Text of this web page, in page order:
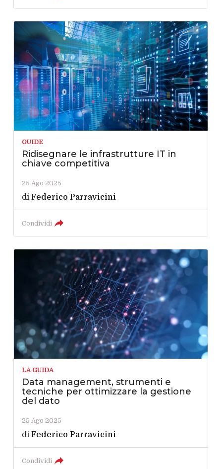
GUIDE
Ridisegnare le infrastrutture IT in
chiave competitiva
25 Ago 2025
diFederico Parravicini
Condividi
LA GUIDA
Data management, strumenti e
tecniche per ottimizzare la gestione
del dato
25 Ago 2025
diFederico Parravicini
Condividi